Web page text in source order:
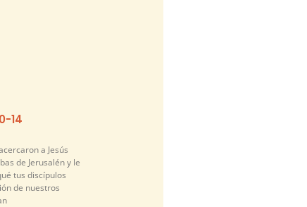
14
a Jesús
de Jerusalén y le
tus discípulos
de nuestros